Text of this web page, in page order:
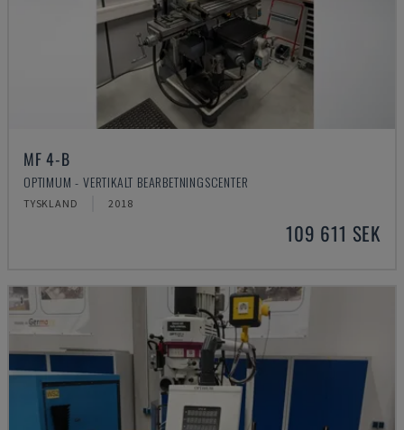
MF 4-B
OPTIMUM - VERTIKALT BEARBETNINGSCENTER
TYSKLAND 2018
109 611 SEK